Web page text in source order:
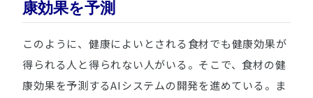
康効果を予測
このように、健康によいとされる食材でも健康効果が
得られる人と得られない人がいる。そこで、食材の健
康効果を予測するAIシステムの開発を進めている。ま